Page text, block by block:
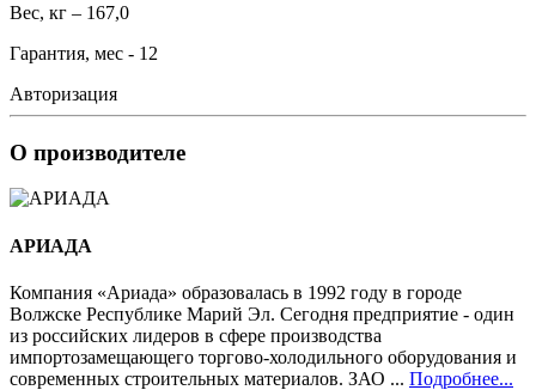
Вес, кг – 167,0
Гарантия, мес - 12
Авторизация
О производителе
АРИАДА
Компания «Ариада» образовалась в 1992 году в городе
Волжске Республике Марий Эл. Сегодня предприятие - один
из российских лидеров в сфере производства
импортозамещающего торгово-холодильного оборудования и
современных строительных материалов. ЗАО ... Подробнее...